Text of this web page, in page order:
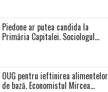
Piedone ar putea candida la
Primăria Capitalei. Sociologul
alegerile
OUG pentru ieftinirea alimentelor
de bază. Economistul Mircea